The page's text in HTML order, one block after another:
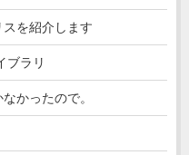
を紹介します
ブラリ
かったので。